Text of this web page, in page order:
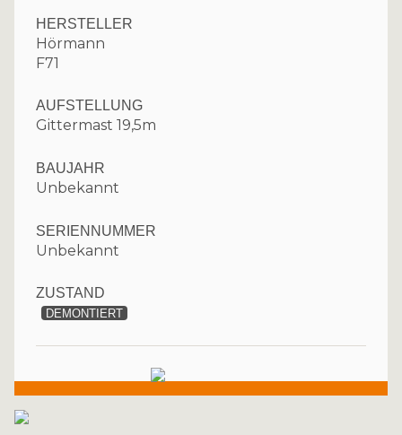
HERSTELLER
Hörmann
F71
AUFSTELLUNG
Gittermast 19,5m
BAUJAHR
Unbekannt
SERIENNUMMER
Unbekannt
ZUSTAND
DEMONTIERT